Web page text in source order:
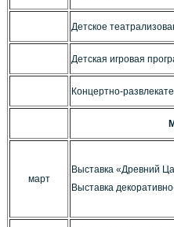
Детское
Детская игровая
Концертно-
март
Выставка «Древний
Выставка